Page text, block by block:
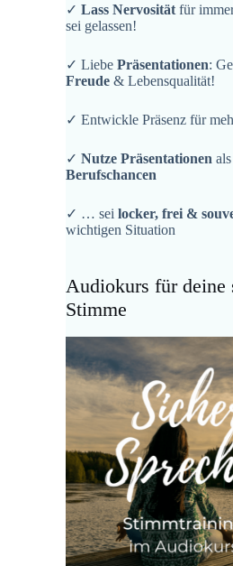
✓Lass Nervosität für
sei gelassen!
✓ LiebePräsentationen:
Freude & Lebensqualität!
✓ Entwickle Präsenz für
✓Nutze Präsentationenals
Berufschancen
✓ … seilocker, frei &
wichtigen Situation
Audiokurs für deine
Stimme